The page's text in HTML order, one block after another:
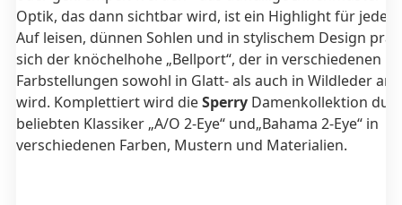
Optik, das dann sichtbar wird, ist ein Highlight für jeden
Auf leisen, dünnen Sohlen und in stylischem Design
sich der knöchelhohe „Bellport“, der in verschiedenen
Farbstellungen sowohl in Glatt- als auch in Wildleder
wird. Komplettiert wird dieSperry Damenkollektion
beliebten Klassiker „A/O 2-Eye“ und„Bahama 2-Eye“ in
verschiedenen Farben, Mustern und Materialien.